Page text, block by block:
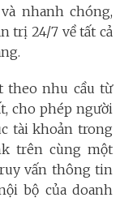
nhanh chóng,
trị 24/7 về tất cả
theo nhu cầu từ
cho phép người
tài khoản trong
trên cùng một
vấn thông tin
bộ của doanh